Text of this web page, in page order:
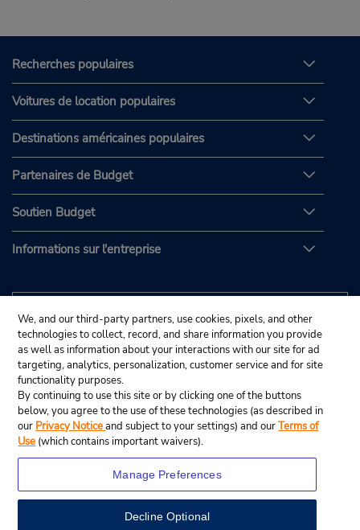
Recherches populaires
Voitures de location populaires
Destinations américaines populaires
Partenaires de Budget
Soutien Budget
Informations sur l'entreprise
We, and our third-party partners, use cookies, pixels, and other
technologies to collect, record, and share information you provide
as well as information about your interactions with our site for ad
targeting, analytics, personalization, customer service and for site
functionality purposes.
By continuing to use this site or by clicking one of the buttons
below, you agree to the use of these technologies (as described in
our Privacy Noticeand subject to your settings) and ourTerms of
Use (which contains important waivers).
Manage Preferences
Decline Optional